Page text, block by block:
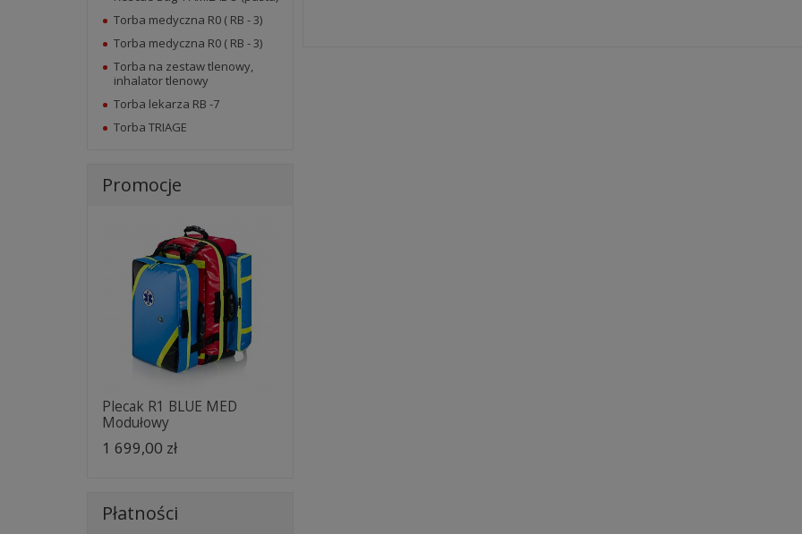
Torba medyczna R0 ( RB - 3)
Torba medyczna R0 ( RB - 3)
Torba na zestaw tlenowy,
inhalator tlenowy
Torba lekarza RB -7
Torba TRIAGE
Promocje
Plecak R1 BLUE MED
Modułowy
1 699,00 zł
Płatności